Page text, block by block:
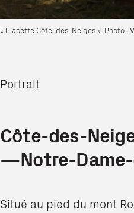
« Placette Côte-des-Neiges » Photo :
Portrait
Côte-des-
—Notre-
Situé au pied du mont